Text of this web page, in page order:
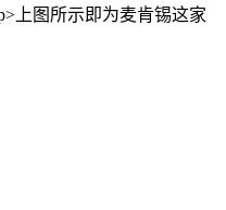
上图所示即为麦肯锡这家